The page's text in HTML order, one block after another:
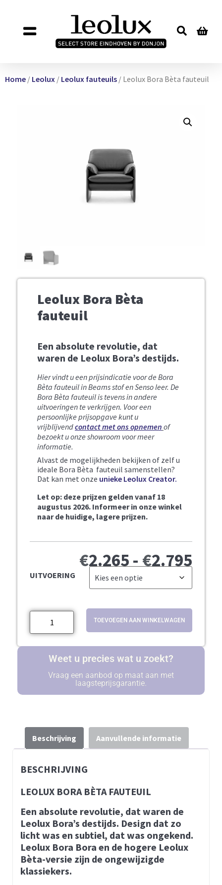
Home / Leolux / Leolux fauteuils / Leolux Bora Bèta fauteuil
Leolux Bora Bèta
fauteuil
Een absolute revolutie, dat
waren de Leolux Bora’s destijds.
Hier vindt u een prijsindicatie voor de Bora
Bèta fauteuil in Beams stof en Senso leer. De
Bora Bèta fauteuil is tevens in andere
uitvoeringen te verkrijgen. Voor een
persoonlijke prijsopgave kunt u
vrijblijvendcontact met ons opnemen of
bezoekt u onze showroom voor meer
informatie.
Alvast de mogelijkheden bekijken of zelf u
ideale Bora Bèta fauteuil samenstellen?
Dat kan met onze unieke Leolux Creator.
Let op: deze prijzen gelden vanaf 18
augustus 2026. Informeer in onze winkel
naar de huidige, lagere prijzen.
€2.265 - €2.795
UITVOERING
TOEVOEGEN AAN WINKELWAGEN
Weet u precies wat u zoekt?
Vraag een aanbod op maat aan met
laagsteprijsgarantie.
Beschrijving Aanvullende informatie
BESCHRIJVING
LEOLUX BORA BÈTA FAUTEUIL
Een absolute revolutie, dat waren de
Leolux Bora’s destijds. Design dat zo
licht was en subtiel, dat was ongekend.
Leolux Bora Bora en de hogere Leolux
Bèta-versie zijn de ongewijzigde
klassiekers.